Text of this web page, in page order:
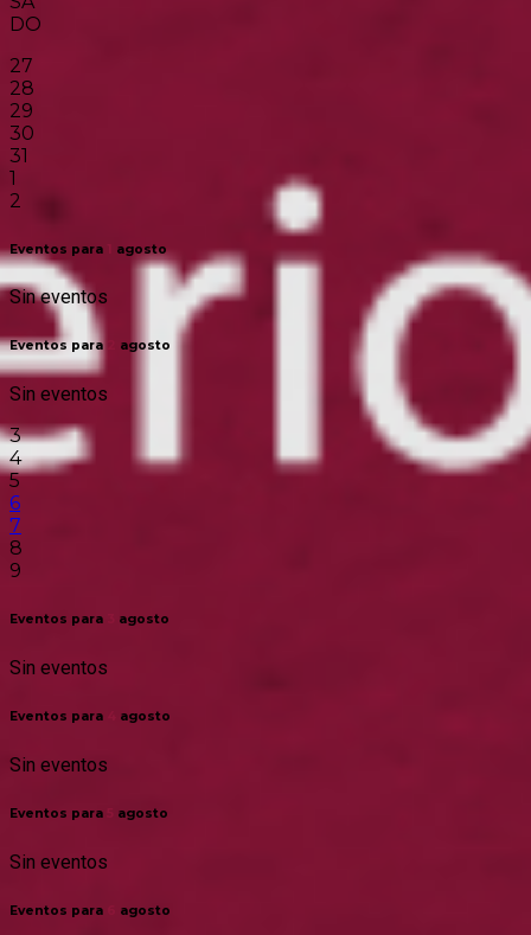
DO
27
28
29
30
31
1
2
Eventos para agosto
Sin eventos
Eventos para agosto
Sin eventos
3
4
5
6
7
8
9
Eventos para agosto
Sin eventos
Eventos para agosto
Sin eventos
Eventos para agosto
Sin eventos
Eventos para agosto